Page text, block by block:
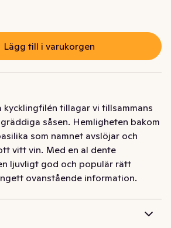
kr
Lägg till i varukorgen
kycklingfilén tillagar vi tillsammans
såsen. Hemligheten bakom
som namnet avslöjar och
vitt vin. Med en al dente
ljuvligt god och populär rätt
ovanstående information.